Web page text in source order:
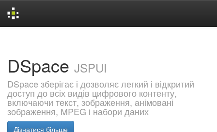
DSpace JSPUI
DSpace зберігає і дозволяє легкий і відкритий
доступ до всіх видів цифрового контенту,
включаючи текст, зображення, анімовані
зображення, MPEG і набори даних
Дізнатися більше